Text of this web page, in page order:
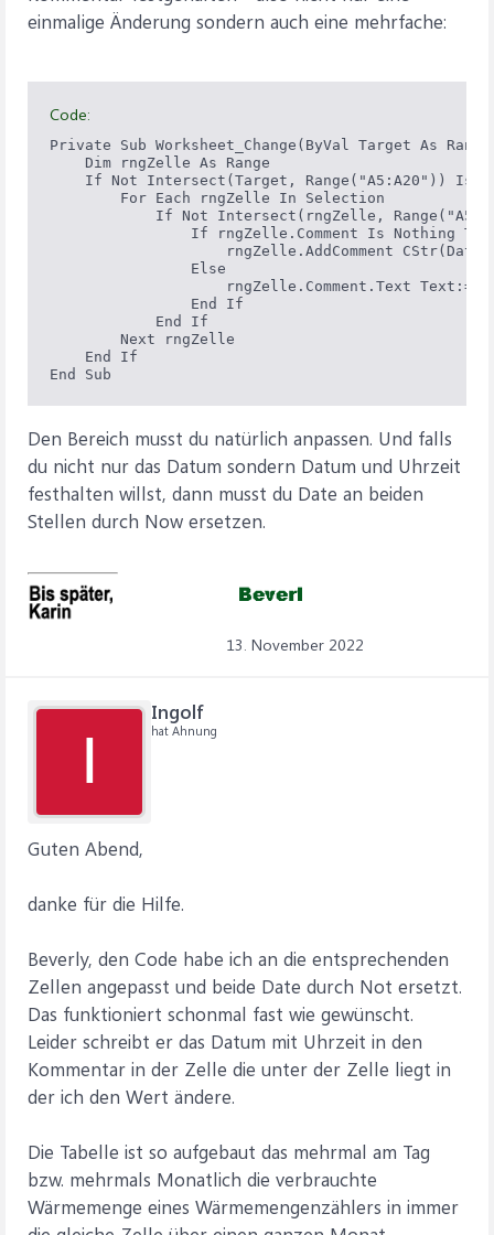
einmalige Änderung sondern auch eine mehrfache:
Code:
Private Sub Worksheet_Change(ByVal Target As
    Dim rngZelle As Range
If Not Intersect(Target, Range("A5:A20")) Is
        For Each rngZelle In Selection
If Not Intersect(rngZelle,
If rngZelle.Comment Is Nothing
                    rngZelle.AddComment CStr(Date)
                Else
rngZelle.Comment.Text
                End If
            End If
        Next rngZelle
    End If
Den Bereich musst du natürlich anpassen. Und falls
du nicht nur das Datum sondern Datum und Uhrzeit
festhalten willst, dann musst du Date an beiden
Stellen durch Now ersetzen.
13. November 2022
I
Ingolf
hat Ahnung
Guten Abend,
danke für die Hilfe.
Beverly, den Code habe ich an die entsprechenden
Zellen angepasst und beide Date durch Not ersetzt.
Das funktioniert schonmal fast wie gewünscht.
Leider schreibt er das Datum mit Uhrzeit in den
Kommentar in der Zelle die unter der Zelle liegt in
der ich den Wert ändere.
Die Tabelle ist so aufgebaut das mehrmal am Tag
bzw. mehrmals Monatlich die verbrauchte
Wärmemenge eines Wärmemengenzählers in immer